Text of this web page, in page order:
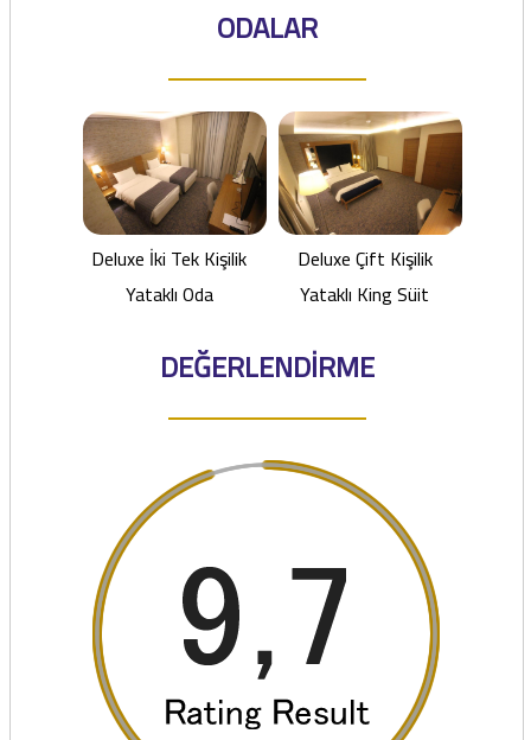
ODALAR
Deluxe İki Tek Kişilik
Yataklı Oda
Deluxe Çift Kişilik
Yataklı King Süit
DEĞERLENDİRME